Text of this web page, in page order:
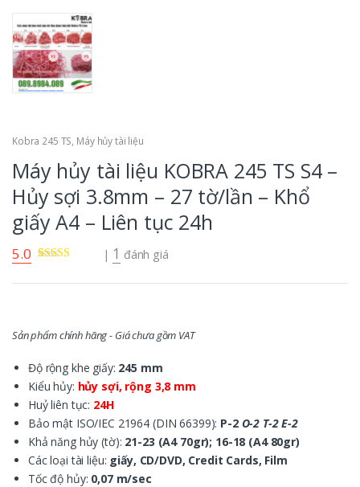
Kobra 245 TS, Máy hủy tài liệu
Máy hủy tài liệu KOBRA 245 TS S4 –
Hủy sợi 3.8mm – 27 tờ/lần – Khổ
giấy A4 – Liên tục 24h
5.0
dựa trênđánh
| 1 đánh giá
Sản phẩm chính hãng - Giá chưa gồm VAT
Độ rộng khe giấy: 245 mm
Kiểu hủy: hủy sợi, rộng 3,8 mm
Huỷ liên tục: 24H
Bảo mật ISO/IEC 21964 (DIN 66399): P-2 O-2 T-2 E-2
Khả năng hủy (tờ): 21-23 (A4 70gr); 16-18 (A4 80gr)
Các loại tài liệu: giấy, CD/DVD, Credit Cards, Film
Tốc độ hủy: 0,07 m/sec